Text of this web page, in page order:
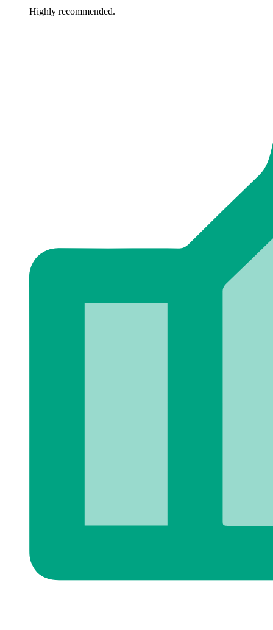
Highly recommended.